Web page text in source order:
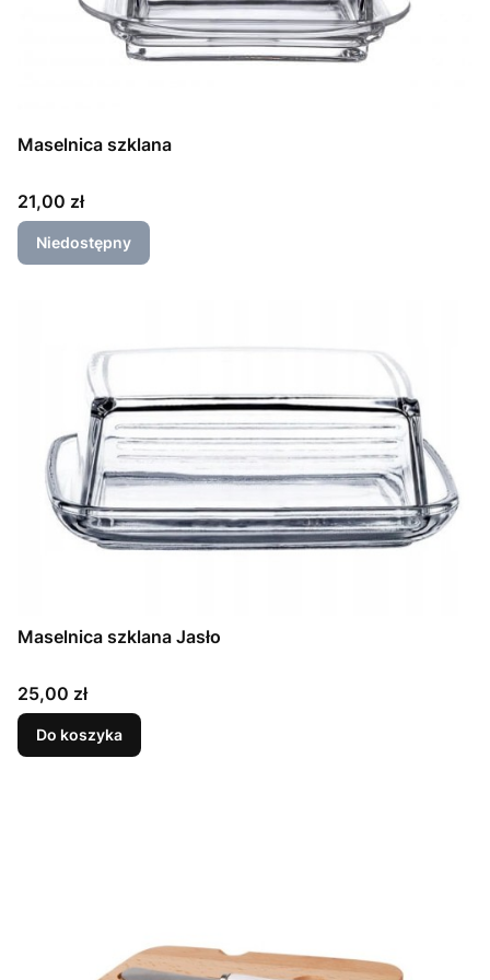
Maselnica szklana
Cena
21,00 zł
Niedostępny
Maselnica szklana Jasło
Cena
25,00 zł
Do koszyka